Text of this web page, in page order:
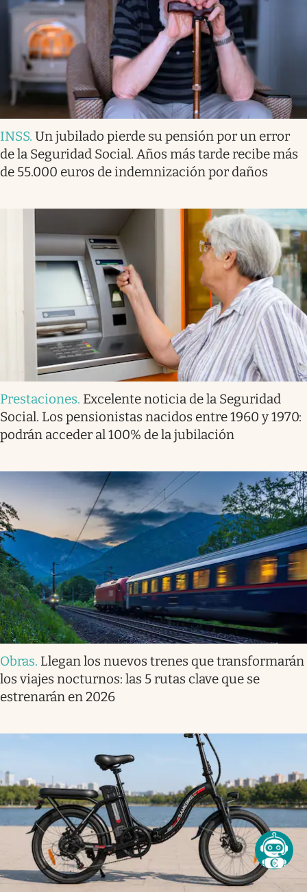
INSS. Un jubilado pierde su pensión por un error
de la Seguridad Social. Años más tarde recibe más
de 55.000 euros de indemnización por daños
Prestaciones. Excelente noticia de la Seguridad
Social. Los pensionistas nacidos entre 1960 y 1970:
podrán acceder al 100% de la jubilación
Obras. Llegan los nuevos trenes que transformarán
los viajes nocturnos: las 5 rutas clave que se
estrenarán en 2026